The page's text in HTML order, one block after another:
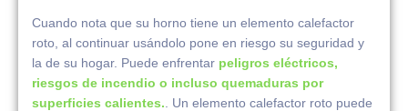
Cuando nota que su horno tiene un elemento calefactor
roto, al continuar usándolo pone en riesgo su seguridad y
la de su hogar. Puede enfrentar peligros eléctricos,
riesgos de incendio o incluso quemaduras por
superficies calientes. . Un elemento calefactor roto puede